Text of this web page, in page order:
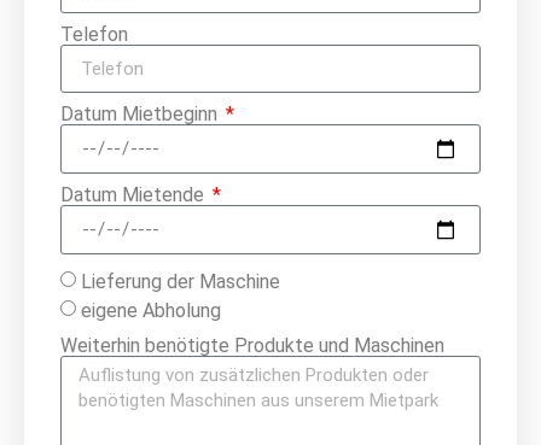
Telefon
Datum Mietbeginn
Datum Mietende
Lieferung der Maschine
eigene Abholung
Weiterhin benötigte Produkte und Maschinen